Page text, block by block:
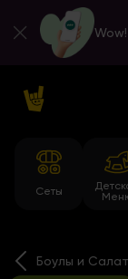
Сеты
Боулы и